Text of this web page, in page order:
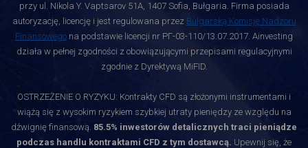
przy ul. Nikola Y. Vaptsarov 51A, 1407 Sofia, Bułgaria. Firma posiada
autoryzację, licencję i jest regulowana przez Bułgarską Komisję Nadzoru
Finansowego na podstawie licencji nr РГ-03-110/13.07.2017. Ainvesting
działa w pełnej zgodności z obowiązującymi przepisami regulacyjnymi
zgodnie z Dyrektywą MiFID.
OSTRZEŻENIE O RYZYKU: Kontrakty CFD są złożonymi instrumentami i
wiążą się z wysokim ryzykiem szybkiej utraty pieniędzy ze względu na
dźwignię finansową. 85.5% inwestorów detalicznych traci pieniądze
podczas handlu kontraktami CFD z tym dostawcą. Upewnij się, że